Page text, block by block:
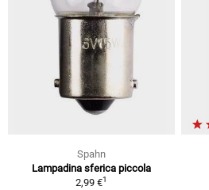
Spahn
Lampadina sferica piccola
2,99 €1